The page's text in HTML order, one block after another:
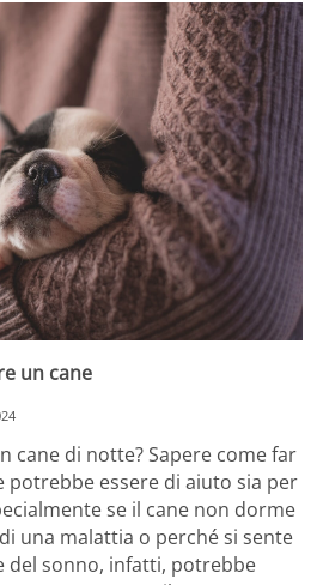
un cane
cane di notte? Sapere come far
essere di aiuto sia per
se il cane non dorme
una malattia o perché si sente
del sonno, infatti, potrebbe